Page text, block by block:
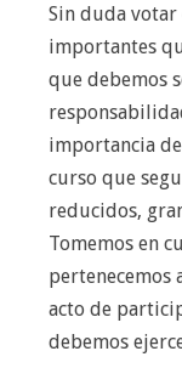
Sin duda votar
importantes
que debemos
importancia
curso que
reducidos,
Tomemos en
acto de
debemos